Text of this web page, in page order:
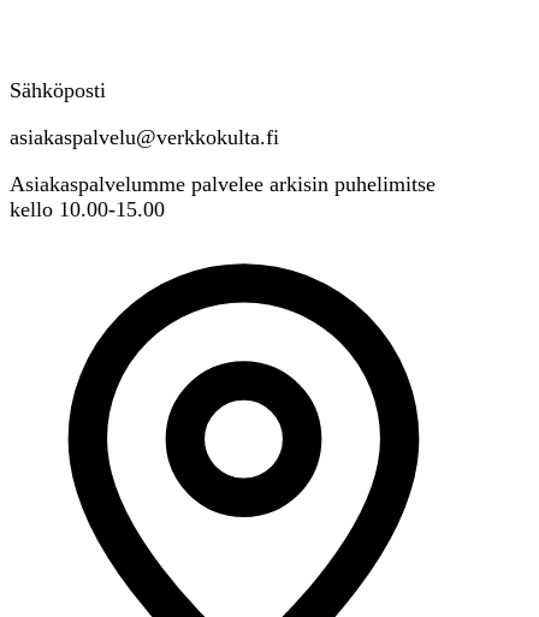
Sähköposti
asiakaspalvelu@verkkokulta.fi
Asiakaspalvelumme palvelee arkisin puhelimitse
kello 10.00-15.00